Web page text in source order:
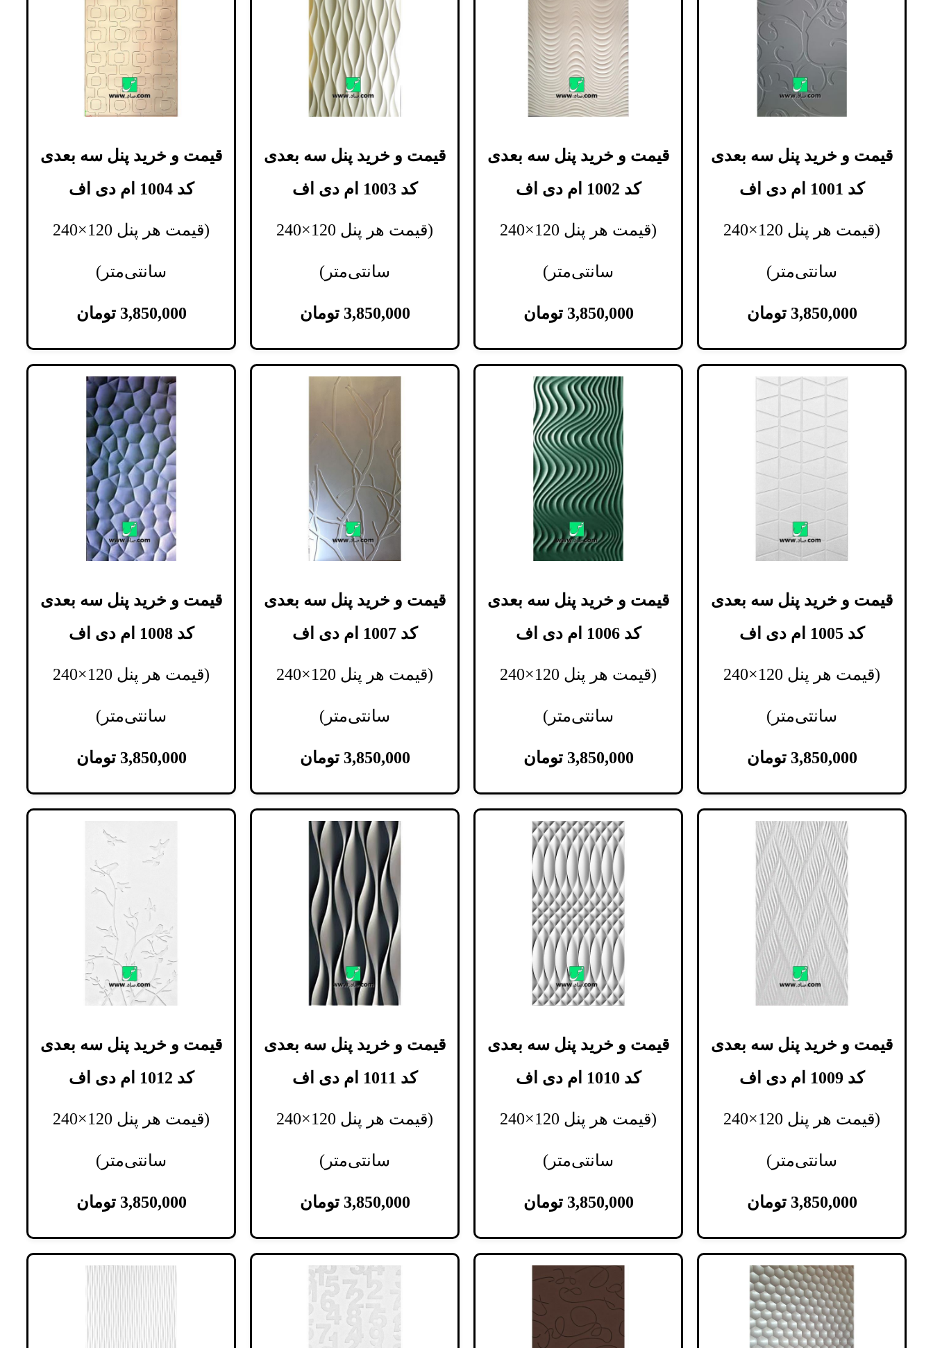
قیمت و خرید پنل سه بعدی
کد 1001 ام دی اف
(قیمت هر پنل 120×240
سانتی‌متر)
3,850,000 تومان
قیمت و خرید پنل سه بعدی
کد 1002 ام دی اف
(قیمت هر پنل 120×240
سانتی‌متر)
3,850,000 تومان
قیمت و خرید پنل سه بعدی
کد 1003 ام دی اف
(قیمت هر پنل 120×240
سانتی‌متر)
3,850,000 تومان
قیمت و خرید پنل سه بعدی
کد 1004 ام دی اف
(قیمت هر پنل 120×240
سانتی‌متر)
3,850,000 تومان
قیمت و خرید پنل سه بعدی
کد 1005 ام دی اف
(قیمت هر پنل 120×240
سانتی‌متر)
3,850,000 تومان
قیمت و خرید پنل سه بعدی
کد 1006 ام دی اف
(قیمت هر پنل 120×240
سانتی‌متر)
3,850,000 تومان
قیمت و خرید پنل سه بعدی
کد 1007 ام دی اف
(قیمت هر پنل 120×240
سانتی‌متر)
3,850,000 تومان
قیمت و خرید پنل سه بعدی
کد 1008 ام دی اف
(قیمت هر پنل 120×240
سانتی‌متر)
3,850,000 تومان
قیمت و خرید پنل سه بعدی
کد 1009 ام دی اف
(قیمت هر پنل 120×240
سانتی‌متر)
3,850,000 تومان
قیمت و خرید پنل سه بعدی
کد 1010 ام دی اف
(قیمت هر پنل 120×240
سانتی‌متر)
3,850,000 تومان
قیمت و خرید پنل سه بعدی
کد 1011 ام دی اف
(قیمت هر پنل 120×240
سانتی‌متر)
3,850,000 تومان
قیمت و خرید پنل سه بعدی
کد 1012 ام دی اف
(قیمت هر پنل 120×240
سانتی‌متر)
3,850,000 تومان